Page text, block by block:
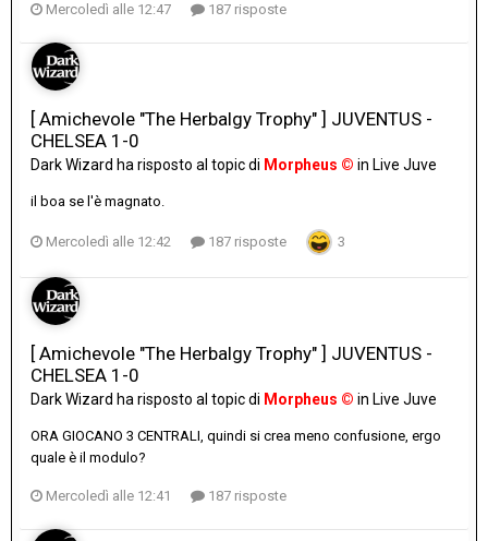
Mercoledì alle 12:47 187 risposte
[ Amichevole "The Herbalgy Trophy" ] JUVENTUS -
CHELSEA 1-0
Dark Wizard ha risposto al topic di Morpheus © in Live Juve
il boa se l'è magnato.
Mercoledì alle 12:42 187 risposte 3
[ Amichevole "The Herbalgy Trophy" ] JUVENTUS -
CHELSEA 1-0
Dark Wizard ha risposto al topic di Morpheus © in Live Juve
ORA GIOCANO 3 CENTRALI, quindi si crea meno confusione, ergo
quale è il modulo?
Mercoledì alle 12:41 187 risposte